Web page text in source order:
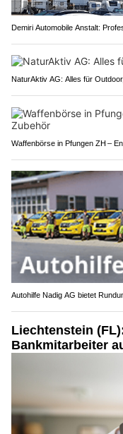
Demiri Automobile Anstalt:
NaturAktiv AG: Alles für
Waffenbörse in Pfungen ZH –
Autohilfe Nadig AG bietet
Liechtenstein
Bankmitarbeiter